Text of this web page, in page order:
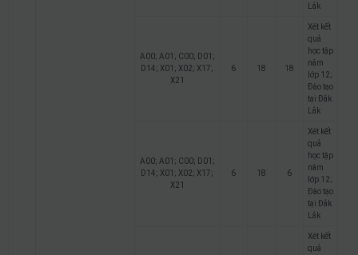
Lắk
A00; A01; C00; D01;
D14; X01; X02; X17;
X21
6 18 18
Xét kết
quả
học tập
năm
lớp 12;
Đào tạo
tại Đắk
Lắk
A00; A01; C00; D01;
D14; X01; X02; X17;
X21
6 18 6
Xét kết
quả
học tập
năm
lớp 12;
Đào tạo
tại Đắk
Lắk
Xét kết
quả